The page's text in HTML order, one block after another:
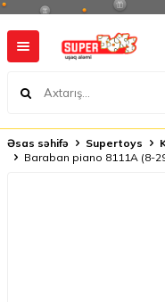
Əsas səhifə Supertoys
Baraban piano 8111A (8-